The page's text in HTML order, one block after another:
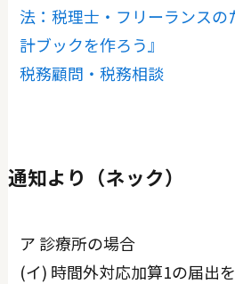
法：税理士・フリーランス
計ブックを作ろう』
税務顧問・税務相談
通知より（ネック）
ア 診療所の場合
(イ) 時間外対応加算1の届出